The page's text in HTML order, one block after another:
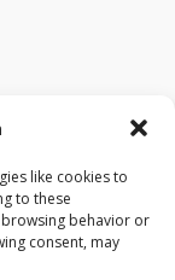
like cookies to
to these
behavior or
consent, may